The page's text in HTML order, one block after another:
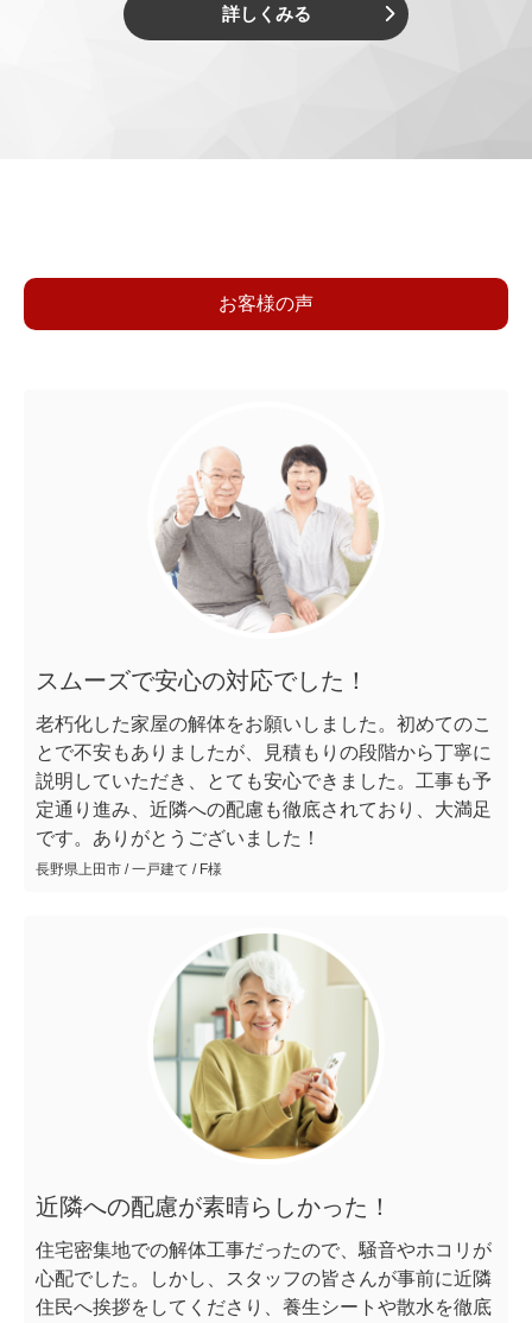
詳しくみる
お客様の声
スムーズで安心の対応でした！
老朽化した家屋の解体をお願いしました。初めてのこ
とで不安もありましたが、見積もりの段階から丁寧に
説明していただき、とても安心できました。工事も予
定通り進み、近隣への配慮も徹底されており、大満足
です。ありがとうございました！
長野県上田市 / 一戸建て / F様
近隣への配慮が素晴らしかった！
住宅密集地での解体工事だったので、騒音やホコリが
心配でした。しかし、スタッフの皆さんが事前に近隣
住民へ挨拶をしてくださり、養生シートや散水を徹底